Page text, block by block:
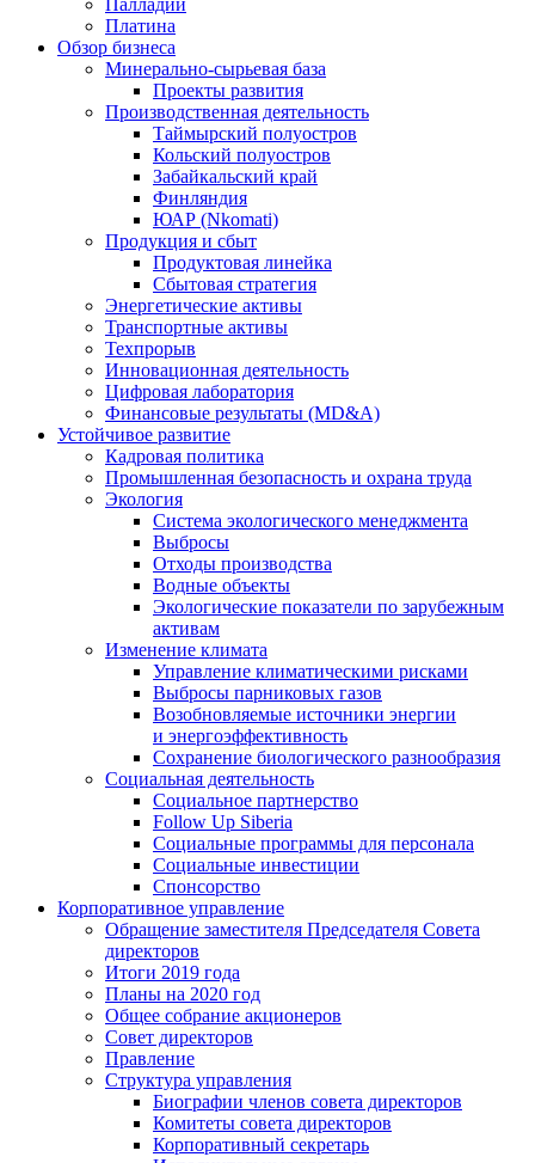
Палладий
Платина
Обзор бизнеса
Минерально-сырьевая база
Проекты развития
Производственная деятельность
Таймырский полуостров
Кольский полуостров
Забайкальский край
Финляндия
ЮАР (Nkomati)
Продукция и сбыт
Продуктовая линейка
Сбытовая стратегия
Энергетические активы
Транспортные активы
Техпрорыв
Инновационная деятельность
Цифровая лаборатория
Финансовые результаты (MD&A)
Устойчивое развитие
Кадровая политика
Промышленная безопасность и охрана труда
Экология
Система экологического менеджмента
Выбросы
Отходы производства
Водные объекты
Экологические показатели по зарубежным
активам
Изменение климата
Управление климатическими рисками
Выбросы парниковых газов
Возобновляемые источники энергии
и энергоэффективность
Сохранение биологического разнообразия
Социальная деятельность
Социальное партнерство
Follow Up Siberia
Социальные программы для персонала
Социальные инвестиции
Спонсорство
Корпоративное управление
Обращение заместителя Председателя Совета
директоров
Итоги 2019 года
Планы на 2020 год
Общее собрание акционеров
Совет директоров
Правление
Структура управления
Биографии членов совета директоров
Комитеты совета директоров
Корпоративный секретарь